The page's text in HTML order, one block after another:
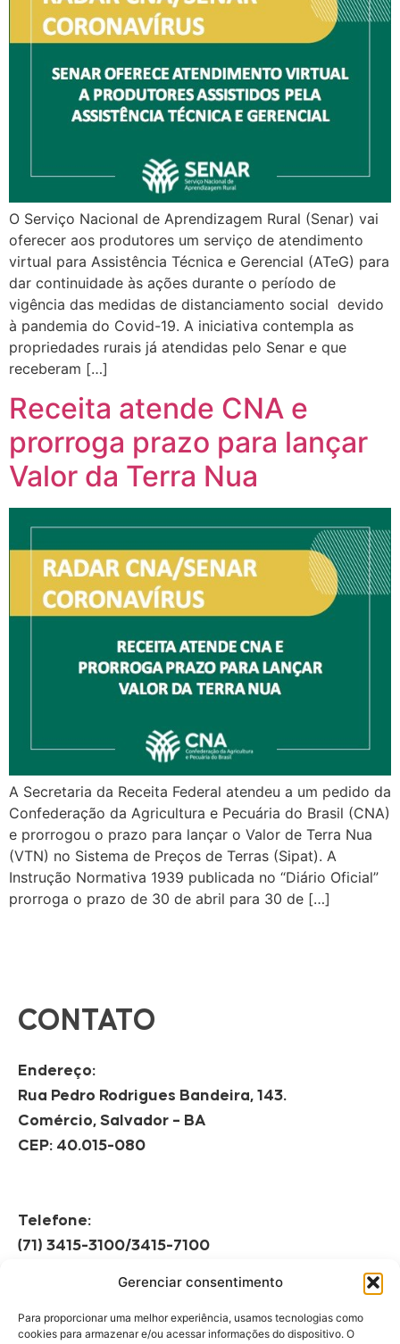
Gerenciar consentimento
Para proporcionar uma melhor experiência, usamos tecnologias como
cookies para armazenar e/ou acessar informações do dispositivo. O
O Serviço Nacional de Aprendizagem Rural (Senar) vai
oferecer aos produtores um serviço de atendimento
virtual para Assistência Técnica e Gerencial (ATeG) para
dar continuidade às ações durante o período de
vigência das medidas de distanciamento social devido
à pandemia do Covid-19. A iniciativa contempla as
propriedades rurais já atendidas pelo Senar e que
receberam […]
Receita atende CNA e
prorroga prazo para lançar
Valor da Terra Nua
A Secretaria da Receita Federal atendeu a um pedido da
Confederação da Agricultura e Pecuária do Brasil (CNA)
e prorrogou o prazo para lançar o Valor de Terra Nua
(VTN) no Sistema de Preços de Terras (Sipat). A
Instrução Normativa 1939 publicada no “Diário Oficial”
prorroga o prazo de 30 de abril para 30 de […]
CONTATO
Endereço:
Rua Pedro Rodrigues Bandeira, 143.
Comércio, Salvador – BA
CEP: 40.015-080
Telefone:
(71) 3415-3100/3415-7100
Horário de Funcionamento:
08h às 12h | 13h às 17h